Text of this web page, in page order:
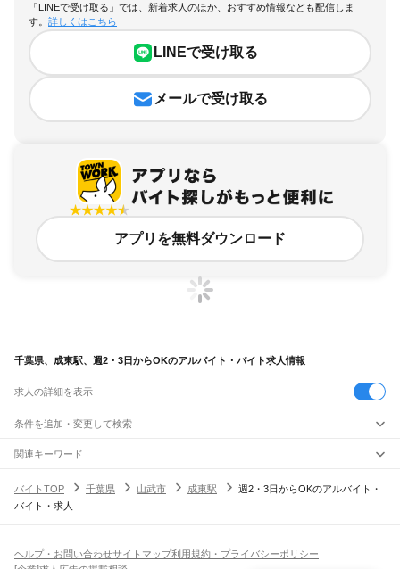
「LINEで受け取る」では、新着求人のほか、おすすめ情報なども配信しま
す。 詳しくはこちら
LINEで受け取る
メールで受け取る
アプリを無料ダウンロード
千葉県、成東駅、週2・3日からOKのアルバイト・バイト求人情報
求人の詳細を表示
条件を追加・変更して検索
市区町村を追加・変更
千葉県すべて
千葉市
旭市習志野市柏市勝浦市市原市流山市八千代市我孫子市鴨川市鎌ケ谷市
駅を追加・変更
JR中央・総武線
職種を追加・変更
飲食・フードサービスすべて
ホールスタッフキッチンスタッフ
関連キーワード
バイトTOP
千葉県 山武市 成東駅
週2・3日からOKのアルバイト・
バイト・求人
ヘルプ・お問い合わせサイトマップ利用規約・プライバシーポリシー